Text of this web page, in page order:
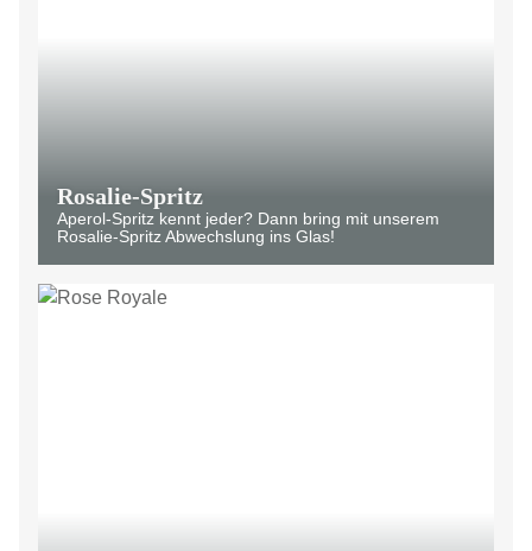
Rosalie-Spritz
Aperol-Spritz kennt jeder? Dann bring mit unserem
Rosalie-Spritz Abwechslung ins Glas!